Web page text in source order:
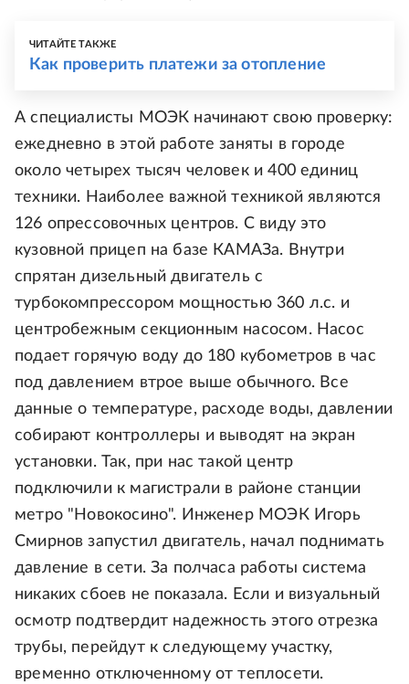
ЧИТАЙТЕ ТАКЖЕ
Как проверить платежи за отопление
А специалисты МОЭК начинают свою проверку:
ежедневно в этой работе заняты в городе
около четырех тысяч человек и 400 единиц
техники. Наиболее важной техникой являются
126 опрессовочных центров. С виду это
кузовной прицеп на базе КАМАЗа. Внутри
спрятан дизельный двигатель с
турбокомпрессором мощностью 360 л.с. и
центробежным секционным насосом. Насос
подает горячую воду до 180 кубометров в час
под давлением втрое выше обычного. Все
данные о температуре, расходе воды, давлении
собирают контроллеры и выводят на экран
установки. Так, при нас такой центр
подключили к магистрали в районе станции
метро "Новокосино". Инженер МОЭК Игорь
Смирнов запустил двигатель, начал поднимать
давление в сети. За полчаса работы система
никаких сбоев не показала. Если и визуальный
осмотр подтвердит надежность этого отрезка
трубы, перейдут к следующему участку,
временно отключенному от теплосети.